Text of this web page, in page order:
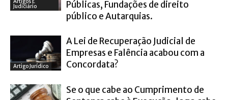
Judiciário
Públicas, Fundações de direito
público e Autarquias.
Artigo Jurídico
A Lei de Recuperação Judicial de
Empresas e Falência acabou com a
Concordata?
Se o que cabe ao Cumprimento de